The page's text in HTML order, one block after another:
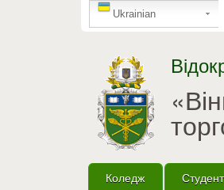
GTranslate
Ukrainian
Головне меню
Коледж